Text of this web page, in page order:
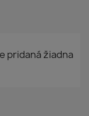
pridaná žiadna